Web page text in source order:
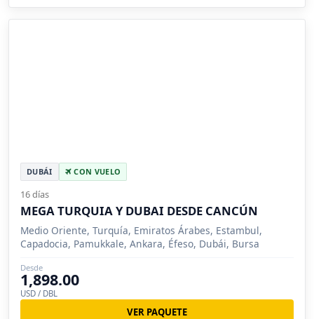
DUBÁI CON VUELO
16 días
MEGA TURQUIA Y DUBAI DESDE CANCÚN
Medio Oriente, Turquía, Emiratos Árabes, Estambul,
Capadocia, Pamukkale, Ankara, Éfeso, Dubái, Bursa
Desde
1,898.00
USD / DBL
VER PAQUETE